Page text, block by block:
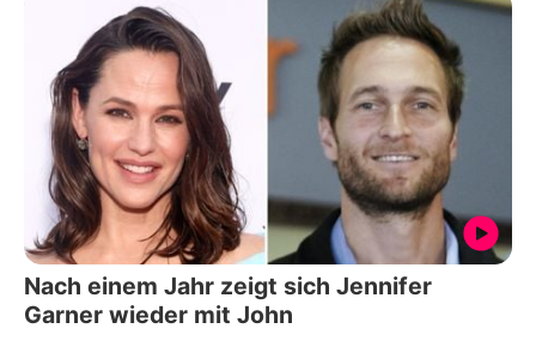
Nach einem Jahr zeigt sich Jennifer
Garner wieder mit John